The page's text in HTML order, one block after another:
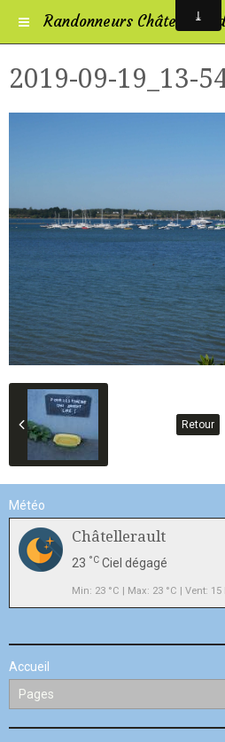
Randonneurs
2019-09-19_13-
Retour
Météo
Châtellerault
23 °C Ciel dégagé
Min: 23 °C | Max: 23 °C | Vent: 15
Accueil